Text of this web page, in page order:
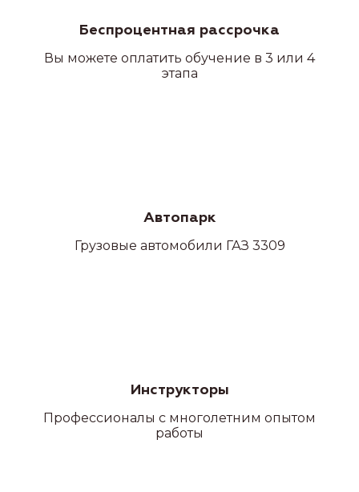
Беспроцентная рассрочка
Вы можете оплатить обучение в 3 или 4
этапа
Автопарк
Грузовые автомобили ГАЗ 3309
Инструкторы
Профессионалы с многолетним опытом
работы